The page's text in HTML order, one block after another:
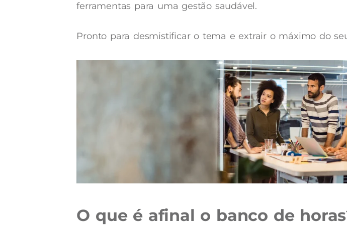
ferramentas para uma gestão saudável.
Pronto para desmistificar o tema e extrair o máximo do
O que é afinal o banco de